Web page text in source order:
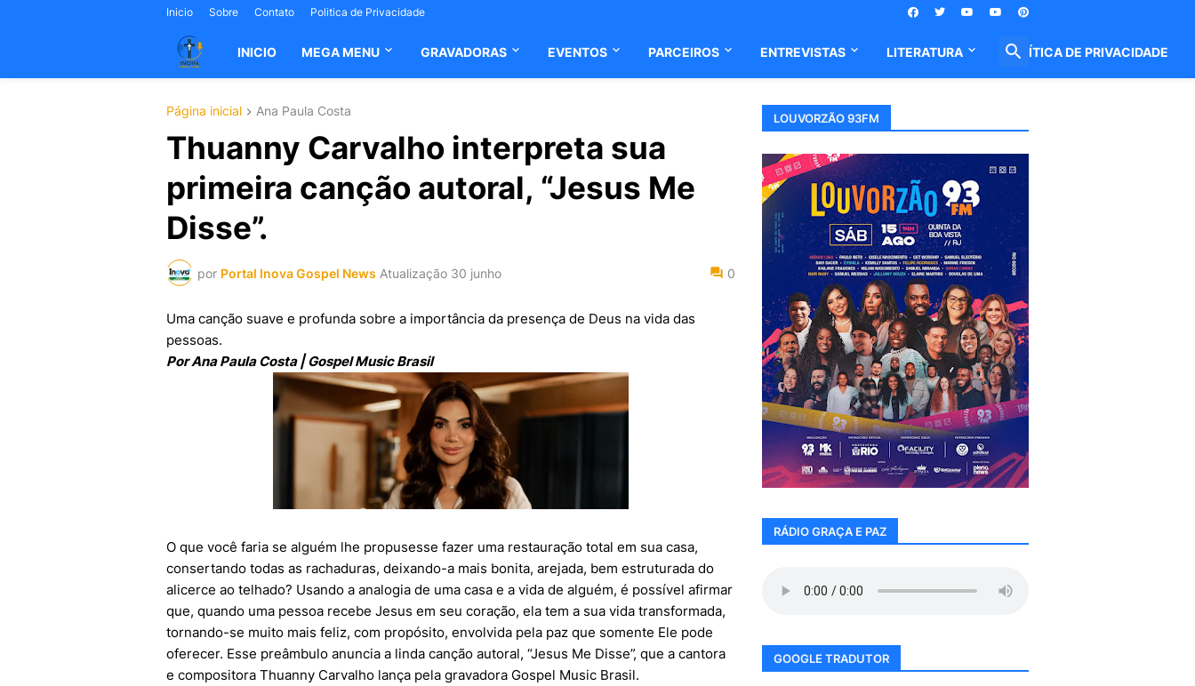
Inicio Sobre Contato Politica de Privacidade
INICIO MEGA MENU GRAVADORAS EVENTOS PARCEIROS ENTREVISTAS LITERATURA POLÍTICA DE PRIVACIDADE
Página inicial Ana Paula Costa
Thuanny Carvalho interpreta sua
primeira canção autoral, “Jesus Me
Disse”.
por Portal Inova Gospel News Atualização 30 junho 0
Uma canção suave e profunda sobre a importância da presença de Deus na vida das
pessoas.
Por Ana Paula Costa | Gospel Music Brasil
O que você faria se alguém lhe propusesse fazer uma restauração total em sua casa,
consertando todas as rachaduras, deixando-a mais bonita, arejada, bem estruturada do
alicerce ao telhado? Usando a analogia de uma casa e a vida de alguém, é possível afirmar
que, quando uma pessoa recebe Jesus em seu coração, ela tem a sua vida transformada,
tornando-se muito mais feliz, com propósito, envolvida pela paz que somente Ele pode
oferecer. Esse preâmbulo anuncia a linda canção autoral, “Jesus Me Disse”, que a cantora
e compositora Thuanny Carvalho lança pela gravadora Gospel Music Brasil.
LOUVORZÃO 93FM
RÁDIO GRAÇA E PAZ
GOOGLE TRADUTOR